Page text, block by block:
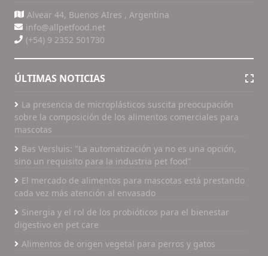
Alvear 44, Buenos AIres , Argentina
info@allpetfood.net
(+54) 9 2352 501730
ÚLTIMAS NOTICIAS
La presencia de microplásticos suscita preocupación
sobre la composición de los alimentos comerciales para
mascotas
Bas Versluis: "La automatización ya no es una opción,
sino un requisito para la industria pet food"
El mercado de alimentos para mascotas está prestando
cada vez más atención al envasado
Sinergia y el rol de los probióticos para el bienestar
digestivo en pet care
Alimentos de origen vegetal para perros y gatos